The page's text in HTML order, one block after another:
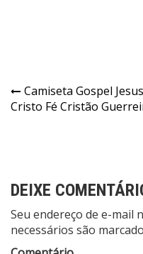
Navegação
de
Camiseta Gospel Jesus
Cristo Fé Cristão
DEIXE
Seu endereço de e-mail
necessários são